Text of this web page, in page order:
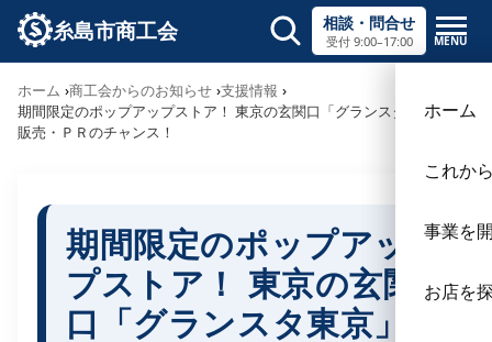
糸島市商工会 相談・問合せ
受付 9:00–17:00 MENU
サイト内検索
ホーム
これか
事業を
お店を
ホーム 商工会からのお知らせ 支援情報
期間限定のポップアップストア！ 東京の玄関口「グランスタ東京」で
販売・ＰＲのチャンス！
期間限定のポップアッ
プストア！ 東京の玄関
口「グランスタ東京」